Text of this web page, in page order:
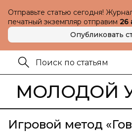
Отправьте статью сегодня!
печатный экземпляр отправим 26
Опубликовать
МОЛОДОЙ
Игровой метод